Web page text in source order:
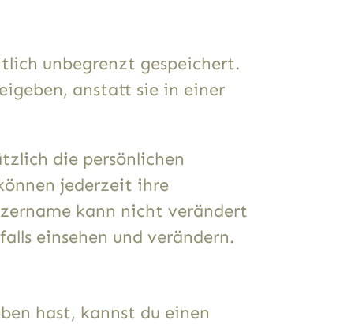
unbegrenzt gespeichert.
anstatt sie in einer
die persönlichen
jederzeit ihre
kann nicht verändert
einsehen und verändern.
hast, kannst du einen